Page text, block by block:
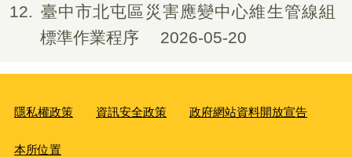
12
臺中市北屯區災害應變中心維生管線組
標準作業程序
2026-05-20
隱私權政策 資訊安全政策 政府網站資料開放宣告
本所位置